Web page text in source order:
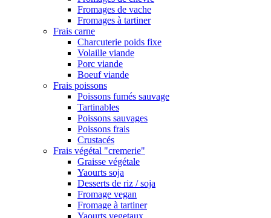
Fromages de vache
Fromages à tartiner
Frais carne
Charcuterie poids fixe
Volaille viande
Porc viande
Boeuf viande
Frais poissons
Poissons fumés sauvage
Tartinables
Poissons sauvages
Poissons frais
Crustacés
Frais végétal "cremerie"
Graisse végétale
Yaourts soja
Desserts de riz / soja
Fromage vegan
Fromage à tartiner